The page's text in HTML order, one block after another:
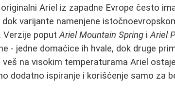
Ariel iz zapadne Evrope često
dok varijante namenjene
Verzije poputAriel Mountain Spring iAriel
- jedne domaćice ih hvale, dok druge
veš na visokim temperaturama Ariel
dodatno ispiranje i korišćenje samo za